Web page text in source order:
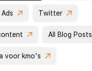
Twitter
All Blog Posts
voor kmo's